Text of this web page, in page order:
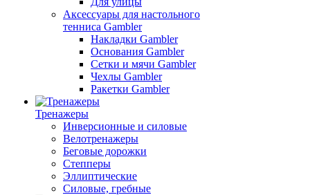
Аксессуары для настольного
тенниса Gambler
Накладки Gambler
Основания Gambler
Сетки и мячи Gambler
Чехлы Gambler
Ракетки Gambler
Тренажеры
Инверсионные и силовые
Велотренажеры
Беговые дорожки
Степперы
Эллиптические
Силовые, гребные